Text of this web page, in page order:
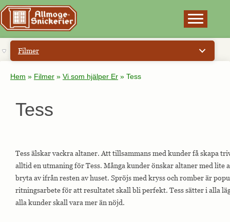
Filmer
Hem » Filmer » Vi som hjälper Er » Tess
Tess
Tess älskar vackra altaner. Att tillsammans med kunder få skapa
alltid en utmaning för Tess. Många kunder önskar altaner med lite
bryta av ifrån resten av huset. Spröjs med kryss och romber är
ritningsarbete för att resultatet skall bli perfekt. Tess sätter i alla
alla kunder skall vara mer än nöjd.